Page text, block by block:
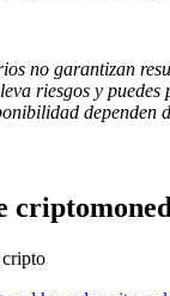
no garantizan
riesgos y puedes
dependen